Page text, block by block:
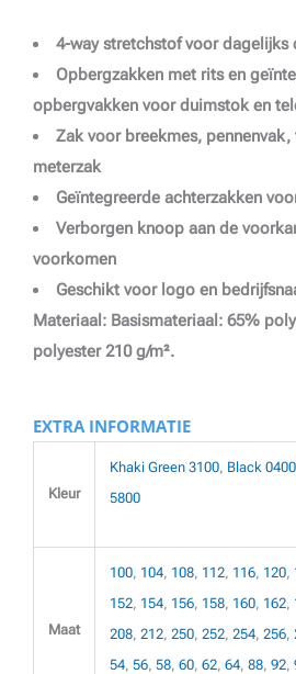
4-way stretchstof voor
Opbergzakken met rits en
opbergvakken voor duimstok en
Zak voor breekmes,
meterzak
Geïntegreerde achterzakken
Verborgen knoop aan de
voorkomen
Geschikt voor logo en
Materiaal: Basismateriaal: 65%
polyester 210 g/m².
EXTRA INFORMATIE
Kleur
Khaki Green 3100, Black 0400
5800
Maat
100, 104, 108, 112, 116, 120,
152, 154, 156, 158, 160, 162,
208, 212, 250, 252, 254, 256,
54, 56, 58, 60, 62, 64, 88, 92,